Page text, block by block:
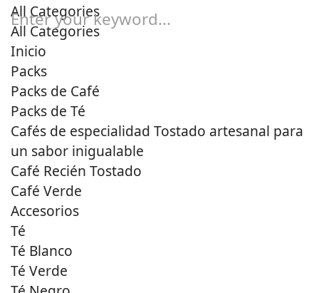
All Categories
All Categories
Inicio
Packs
Packs de Café
Packs de Té
Cafés de especialidad Tostado artesanal para
un sabor inigualable
Café Recién Tostado
Café Verde
Accesorios
Té
Té Blanco
Té Verde
Enter your keyword...